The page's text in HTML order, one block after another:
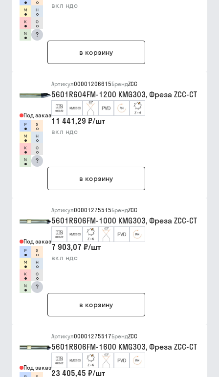
?
вкл ндс
в корзину
Под заказ
?
Артикул00001206615БрендZCC
5601R604FM-1200 KMG303, Фреза ZCC-CT
11 441,29 ₽/шт
вкл ндс
в корзину
Под заказ
?
Артикул00001275515БрендZCC
5601R606FM-1000 KMG303, Фреза ZCC-CT
7 903,07 ₽/шт
вкл ндс
в корзину
Под заказ
Артикул00001275517БрендZCC
5601R606FM-1600 KMG303, Фреза ZCC-CT
23 405,45 ₽/шт